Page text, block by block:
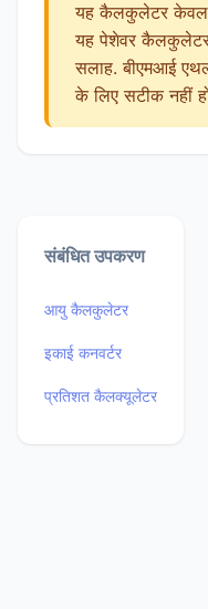
यह कैलकुलेटर केवल
यह पेशेवर कैलकुलेटर
सलाह. बीएमआई
के लिए सटीक नहीं
संबंधित उपकरण
आयु कैलकुलेटर
इकाई कनवर्टर
प्रतिशत कैलक्यूलेटर